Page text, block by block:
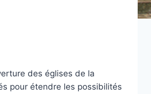
des églises de la
pour étendre les possibilités